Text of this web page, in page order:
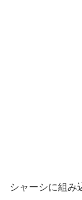
シャーシに組み